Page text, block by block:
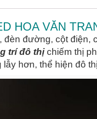
HOA VĂN
đường, cột điện,
trí đô thị chiếm thị
hơn, thể hiện đô